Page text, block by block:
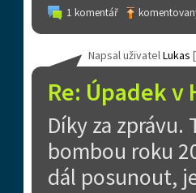
1 komentář
Re: Úpadek
Napsal uživatelLukas [
Díky za zprávu.
bombou roku
dál posunout,